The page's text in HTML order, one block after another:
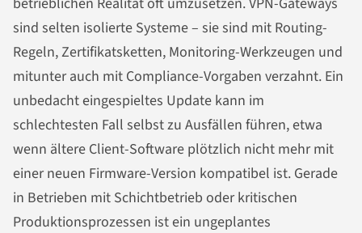
sind selten isolierte Systeme – sie sind mit Routing-
Regeln, Zertifikatsketten, Monitoring-Werkzeugen und
mitunter auch mit Compliance-Vorgaben verzahnt. Ein
unbedacht eingespieltes Update kann im
schlechtesten Fall selbst zu Ausfällen führen, etwa
wenn ältere Client-Software plötzlich nicht mehr mit
einer neuen Firmware-Version kompatibel ist. Gerade
in Betrieben mit Schichtbetrieb oder kritischen
Produktionsprozessen ist ein ungeplantes